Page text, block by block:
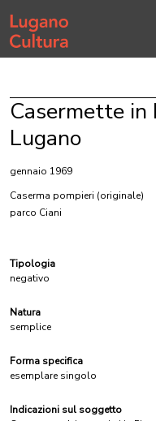
Home page
Casermette in
Lugano
gennaio 1969
Caserma pompieri (originale)
parco Ciani
Tipologia
negativo
Natura
semplice
Forma specifica
esemplare singolo
Indicazioni sul soggetto